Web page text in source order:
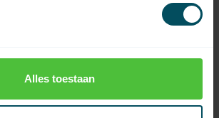
Alles toestaan
handheld transmitter
In stock
118,95